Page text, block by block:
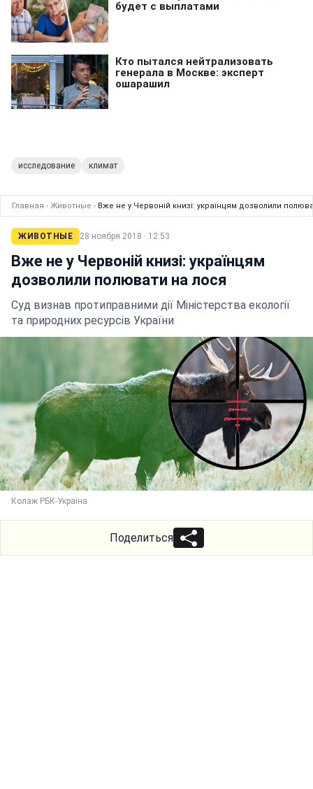
исследование климат
Главная › Животные › Вже не у Червоній книзі: українцям дозволили
ЖИВОТНЫЕ 28 ноября 2018 · 12:53
Вже не у Червоній книзі: українцям
дозволили полювати на лося
Суд визнав протиправними дії Міністерства екології
та природних ресурсів України
Колаж РБК-Україна
Поделиться